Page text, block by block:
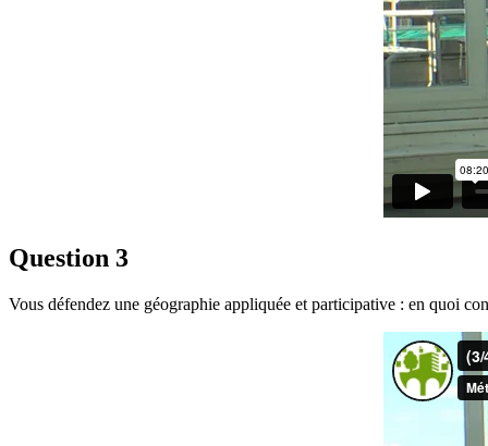
Question 3
Vous défendez une géographie appliquée et participative : en quoi